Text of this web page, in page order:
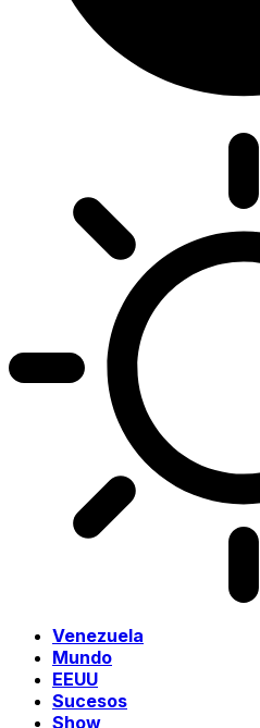
Venezuela
Mundo
EEUU
Sucesos
Show